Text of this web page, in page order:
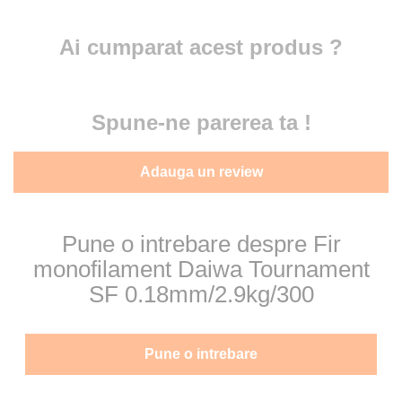
Ai cumparat acest produs ?
Spune-ne parerea ta !
Adauga un review
Pune o intrebare despre Fir
monofilament Daiwa Tournament
SF 0.18mm/2.9kg/300
Pune o intrebare